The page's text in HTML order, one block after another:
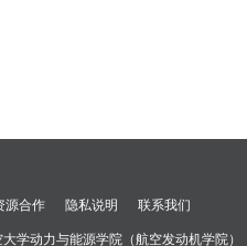
源合作 隐私说明 联系我们
学动力与能源学院（航空发动机学院）